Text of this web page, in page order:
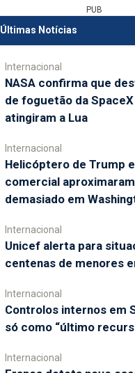
PUB
Últimas Notícias
Internacional
NASA confirma que
de foguetão da SpaceX
atingiram a Lua
Internacional
Helicóptero de Trump
comercial
demasiado em
Internacional
Unicef alerta para
centenas de menores
Internacional
Controlos internos em
só como “último
Internacional